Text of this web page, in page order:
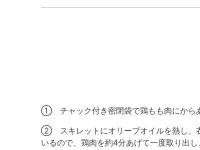
① チャック付き密閉袋で鶏もも肉にからあ
② スキレットにオリーブオイルを熱し、
いるので、鶏肉を約4分あげて一度取り出し